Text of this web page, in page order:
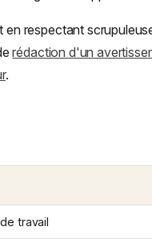
respectant
rédaction d'un
.
travail